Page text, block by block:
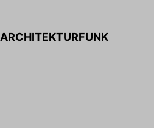
ARCHITEKTURFUNK